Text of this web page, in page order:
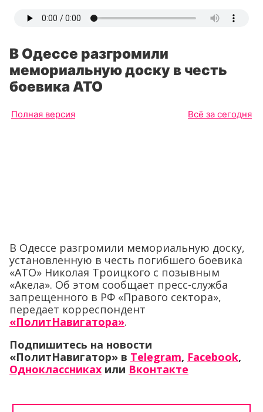
В Одессе разгромили
мемориальную доску в честь
боевика АТО
Полная версия Всё за сегодня
В Одессе разгромили мемориальную доску,
установленную в честь погибшего боевика
«АТО» Николая Троицкого с позывным
«Акела». Об этом сообщает пресс-служба
запрещенного в РФ «Правого сектора»,
передает корреспондент
«ПолитНавигатора».
Подпишитесь на новости
«ПолитНавигатор» в Telegram, Facebook,
Одноклассниках или Вконтакте